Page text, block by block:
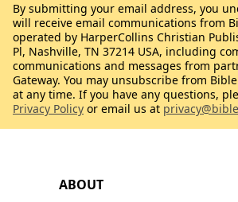
ABOUT
By submitting your email address, you
will receive email communications from
operated by HarperCollins Christian
Pl, Nashville, TN 37214 USA, including
communications and messages from
Gateway. You may unsubscribe from Bible
at any time. If you have any questions,
Privacy Policy or email us at